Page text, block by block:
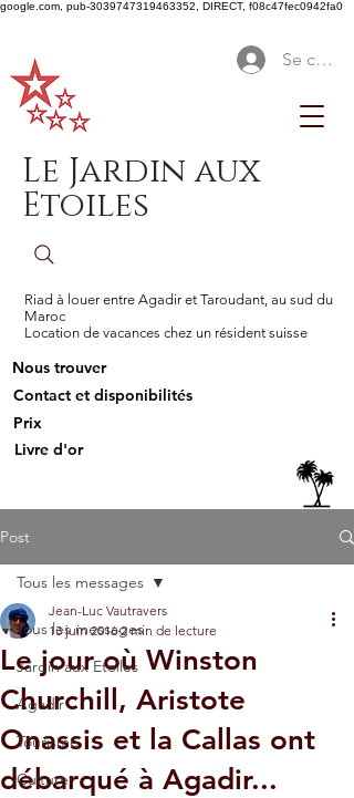
google.com, pub-3039747319463352, DIRECT, f08c47fec0942fa0
Se
Le Jardin aux
Etoiles
Riad à louer entre Agadir et Taroudant, au sud du
Maroc
Location de vacances chez un résident suisse
Nous trouver
Contact et disponibilités
Prix
Livre d'or
Post
Tous les messages
Jardin aux Etoiles
Agadir
Tourisme
Culture
Tous les messages
Le jour où Winston
Churchill, Aristote
Onassis et la Callas ont
débarqué à Agadir...
Jean-Luc Vautravers
13 juin 2016 2 min de lecture